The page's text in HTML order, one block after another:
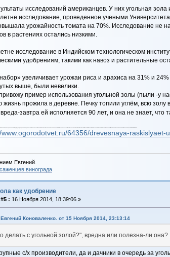
исследований американцев. У них угольная зола
исследование, проведенное учеными
урожайность томата на 70%. Исследование не
в растениях остались низкими.
исследование в Индийском технологическом
удобрениям, такими как навоз и растительные
увеличивает урожаи риса и арахиса на 31% и
выше, были невелики.
пример использования угольной золы (пыли -у
жизнь прожила в деревне. Печку топили углём, всю
завтра ей исполняется 90 лет, и она не знает,
www.ogorodotvet.ru/64356/drevesnaya-
Евгений.
винограда
как удобрение
: 16 Ноября 2014, 18:39:06 »
Евгений Коноваленко. от 15 Ноября 2014, 23:13:14
делать с угольной золой?", вредна или полезна-ли она?
с/х производители, да и дачники в очередь за